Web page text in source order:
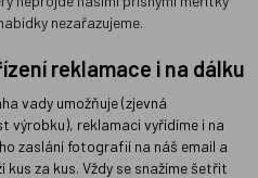
nezařazujeme.
reklamace i na dálku
vady umožňuje (zjevná
výrobku), reklamaci vyřídíme i na
zaslání fotografií na náš email a
kus za kus. Vždy se snažíme šetřit